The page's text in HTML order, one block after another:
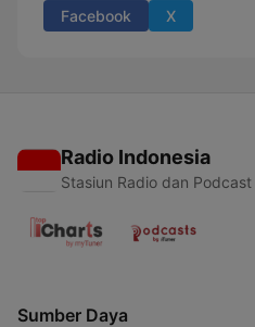
Facebook X
Radio Indonesia
Stasiun Radio dan Podcast
Sumber Daya